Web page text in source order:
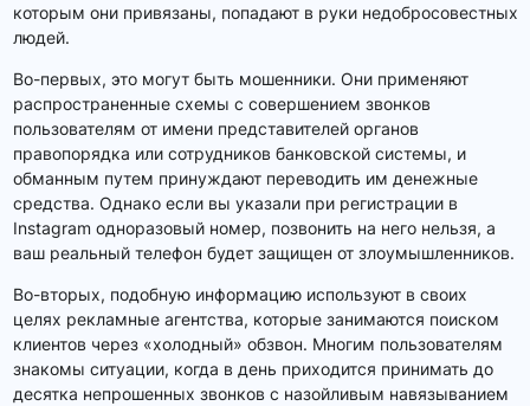
которым они привязаны, попадают в руки недобросовестных
людей.
Во-первых, это могут быть мошенники. Они применяют
распространенные схемы с совершением звонков
пользователям от имени представителей органов
правопорядка или сотрудников банковской системы, и
обманным путем принуждают переводить им денежные
средства. Однако если вы указали при регистрации в
Instagram одноразовый номер, позвонить на него нельзя, а
ваш реальный телефон будет защищен от злоумышленников.
Во-вторых, подобную информацию используют в своих
целях рекламные агентства, которые занимаются поиском
клиентов через «холодный» обзвон. Многим пользователям
знакомы ситуации, когда в день приходится принимать до
десятка непрошенных звонков с назойливым навязыванием